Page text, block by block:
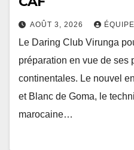
AOÛT 3, 2026 ÉQUIPE
Le Daring Club Virunga
préparation en vue de ses
continentales. Le nouvel
et Blanc de Goma, le
marocaine…